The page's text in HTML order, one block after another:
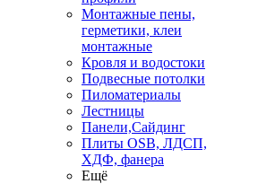
Монтажные пены,
герметики, клеи
монтажные
Кровля и водостоки
Подвесные потолки
Пиломатериалы
Лестницы
Панели,Сайдинг
Плиты OSB, ЛДСП,
ХДФ, фанера
Ещё